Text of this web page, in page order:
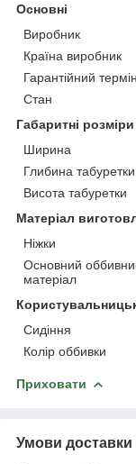
Основні
Виробник
Країна виробник
Гарантійний термін
Стан
Габаритні розміри
Ширина
Глибина табуретки
Висота табуретки
Матеріал
Ніжки
Основний
матеріал
Сидіння
Колір оббивки
Приховати
Умови доставки